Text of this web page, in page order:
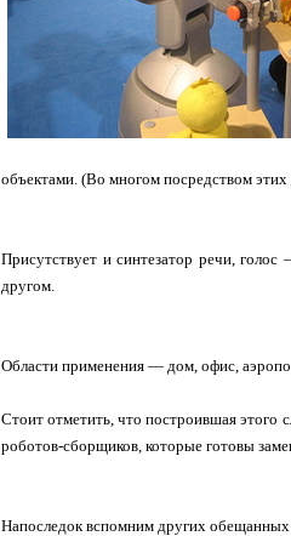
объектами. (Во многом посредством
Присутствует и синтезатор речи,
другом.
Области применения — дом, офис,
Стоит отметить, что построившая этого
роботов-сборщиков, которые готовы
Напоследок вспомним других обещанных